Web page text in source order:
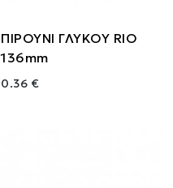
ΠΙΡΟΥΝΙ ΓΛΥΚΟΥ RIO
136mm
0.36 €